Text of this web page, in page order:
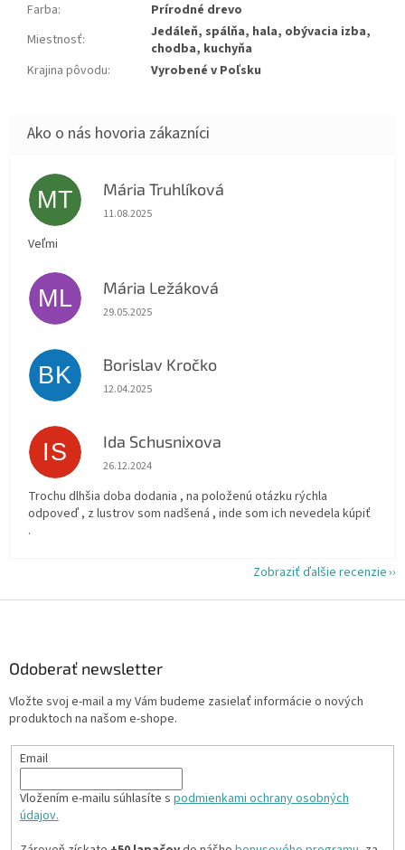
Farba:
Prírodné drevo
Miestnosť:
Jedáleň, spálňa, hala, obývacia izba,
chodba, kuchyňa
Krajina pôvodu: Vyrobené v Poľsku
MT Mária Truhlíková
Hodnotenie obchodu je 5 z 5 hviezdičiek.
11.08.2025
Veľmi
ML Mária Ležáková
Hodnotenie obchodu je 5 z 5 hviezdičiek.
29.05.2025
BK Borislav Kročko
Hodnotenie obchodu je 5 z 5 hviezdičiek.
12.04.2025
IS Ida Schusnixova
Hodnotenie obchodu je 5 z 5 hviezdičiek.
26.12.2024
Trochu dlhšia doba dodania , na položenú otázku rýchla
odpoveď , z lustrov som nadšená , inde som ich nevedela kúpiť
.
Zobraziť ďalšie recenzie
Odoberať newsletter
Vložte svoj e-mail a my Vám budeme zasielať informácie o nových
produktoch na našom e-shope.
Email
Vložením e-mailu súhlasíte s podmienkami ochrany osobných
údajov.